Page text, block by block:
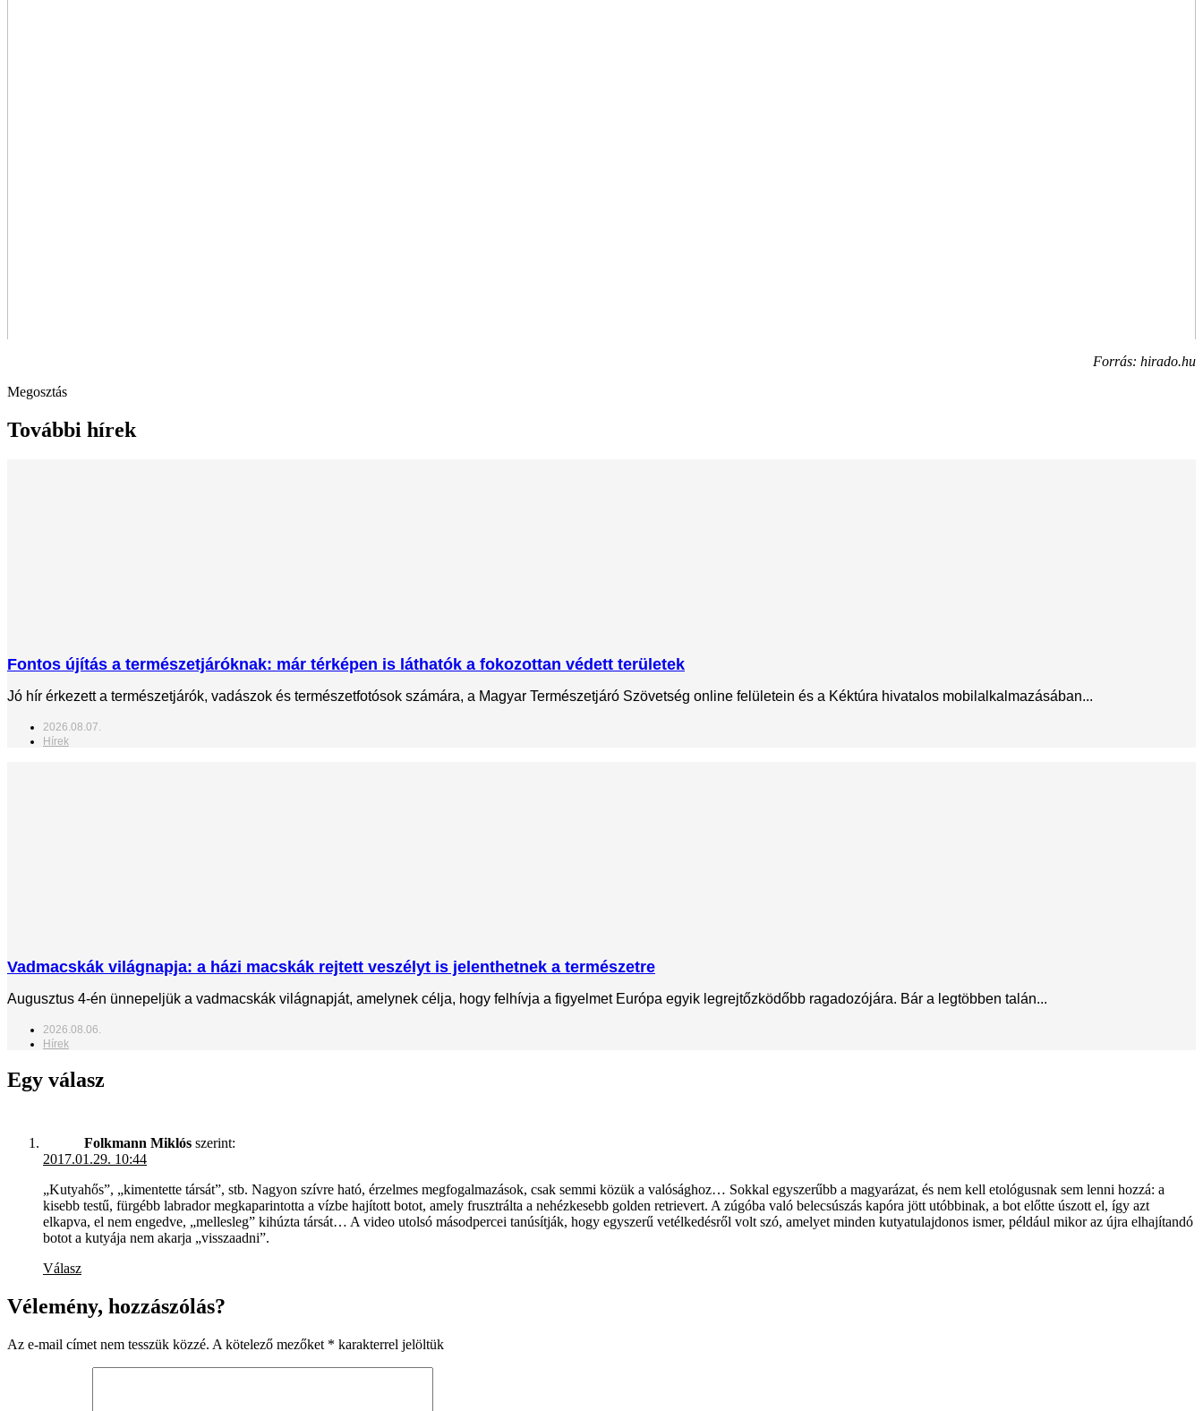
Forrás: hirado.hu
Megosztás
További hírek
Fontos újítás a természetjáróknak: már térképen is láthatók a fokozottan védett területek
Jó hír érkezett a természetjárók, vadászok és természetfotósok számára, a Magyar Természetjáró Szövetség online felületein és a Kéktúra hivatalos mobilalkalmazásában...
2026.08.07.
Hírek
Vadmacskák világnapja: a házi macskák rejtett veszélyt is jelenthetnek a természetre
Augusztus 4-én ünnepeljük a vadmacskák világnapját, amelynek célja, hogy felhívja a figyelmet Európa egyik legrejtőzködőbb ragadozójára. Bár a legtöbben talán...
2026.08.06.
Hírek
Egy válasz
Folkmann Miklós szerint:
2017.01.29. 10:44
„Kutyahős”, „kimentette társát”, stb. Nagyon szívre ható, érzelmes megfogalmazások, csak semmi közük a valósághoz… Sokkal egyszerűbb a magyarázat, és nem kell etológusnak sem lenni hozzá: a
kisebb testű, fürgébb labrador megkaparintotta a vízbe hajított botot, amely frusztrálta a nehézkesebb golden retrievert. A zúgóba való belecsúszás kapóra jött utóbbinak, a bot előtte úszott el, így azt
elkapva, el nem engedve, „mellesleg” kihúzta társát… A video utolsó másodpercei tanúsítják, hogy egyszerű vetélkedésről volt szó, amelyet minden kutyatulajdonos ismer, például mikor az újra elhajítandó
botot a kutyája nem akarja „visszaadni”.
Válasz
Vélemény, hozzászólás?
Az e-mail címet nem tesszük közzé. A kötelező mezőket * karakterrel jelöltük